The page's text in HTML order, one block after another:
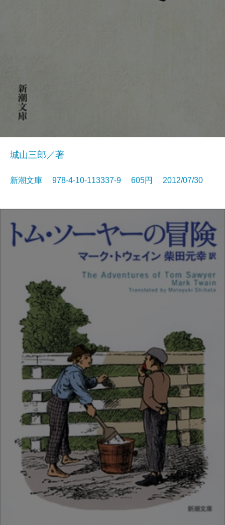
城山三郎／著
新潮文庫 978-4-10-113337-9 605円 2012/07/30